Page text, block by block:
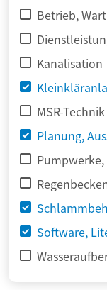
Betrieb,
Kanalisation
MSR-
Planung,
Software,